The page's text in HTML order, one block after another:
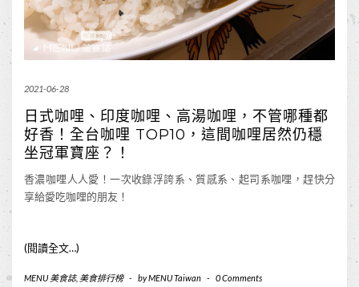
2021-06-28
日式咖哩、印度咖哩、高湯咖哩，不管哪種都
好香！全台咖哩 TOP10，這間咖哩居然仍穩
坐冠軍寶座？！
香濃咖哩人人愛！一次收錄浮誇系、質感系、起司系咖哩，趕快分
享給愛吃咖哩的朋友！
(閱讀全文…)
MENU 美食誌, 美食排行榜 - byMENU Taiwan - 0 Comments